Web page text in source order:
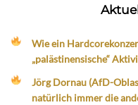
Wie ein
„palästinensische“
Jörg Dornau (AfD-
natürlich immer die